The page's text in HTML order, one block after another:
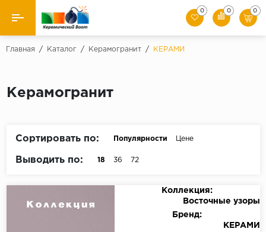
Назад
Керамическая плитка
Клинкер
0 0 0
Главная / Каталог / Керамогранит / КЕРАМИ
Керамогранит
Сортировать по: Популярности Цене
Выводить по: 18 36 72
Коллекция:
Восточные узоры
Бренд:
КЕРАМИ